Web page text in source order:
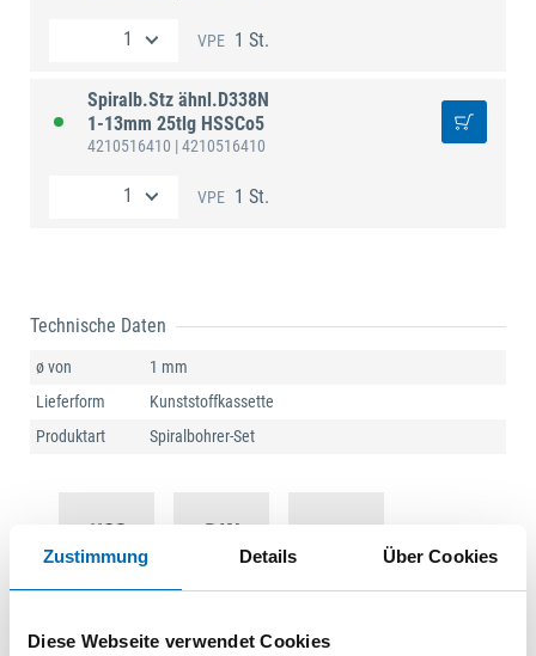
Zustimmung Details Über Cookies
Diese Webseite verwendet Cookies
VPE 1 St.
Spiralb.Stz ähnl.D338N
1-13mm 25tlg HSSCo5
4210516410 | 4210516410
VPE 1 St.
Technische Daten
ø von
1 mm
Lieferform
Kunststoffkassette
Produktart
Spiralbohrer-Set